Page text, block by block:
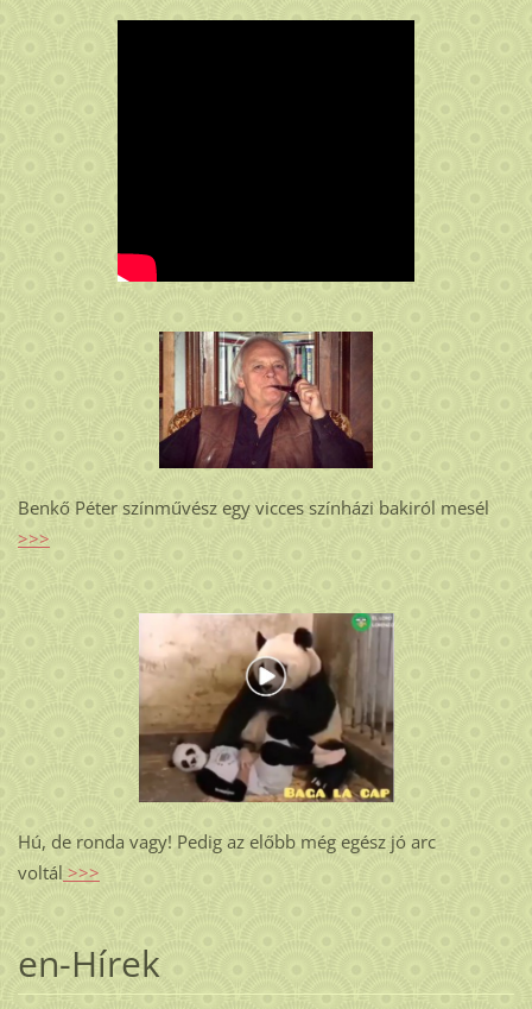
Benkő Péter színművész egy vicces színházi bakiról mesél
>>>
Hú, de ronda vagy! Pedig az előbb még egész jó arc
voltál >>>
en-Hírek